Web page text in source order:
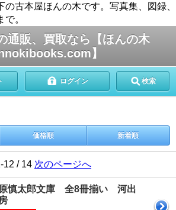
古本屋ほんの木です。写真集、図録、
。
通販、買取なら【ほんの木
】
ログイン 検索
価格順 新着順
12 / 14 次のページへ
慎太郎文庫 全8冊揃い 河出